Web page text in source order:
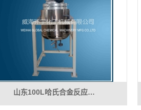
山东100L哈氏合金反应…